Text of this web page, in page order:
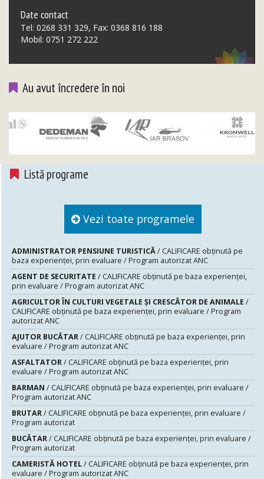
Date contact
Tel: 0268 331 329, Fax: 0368 816 188
Mobil: 0751 272 222
Au avut încredere în noi
Listă programe
Vezi toate programele
ADMINISTRATOR PENSIUNE TURISTICĂ/ CALIFICARE obținută pe
baza experienței, prin evaluare / Program autorizat ANC
AGENT DE SECURITATE / CALIFICARE obținută pe baza experienței,
prin evaluare / Program autorizat ANC
AGRICULTOR ÎN CULTURI VEGETALE ȘI CRESCĂTOR DE ANIMALE /
CALIFICARE obținută pe baza experienței, prin evaluare / Program
autorizat ANC
AJUTOR BUCĂTAR/ CALIFICARE obținută pe baza experienței, prin
evaluare / Program autorizat ANC
ASFALTATOR/ CALIFICARE obținută pe baza experienței, prin
evaluare / Program autorizat ANC
BARMAN / CALIFICARE obținută pe baza experienței, prin evaluare /
Program autorizat ANC
BRUTAR/ CALIFICARE obținută pe baza experienței, prin evaluare /
Program autorizat
BUCĂTAR/ CALIFICARE obținută pe baza experienței, prin evaluare /
Program autorizat
CAMERISTĂ HOTEL/ CALIFICARE obținută pe baza experienței, prin
evaluare / Program autorizat ANC